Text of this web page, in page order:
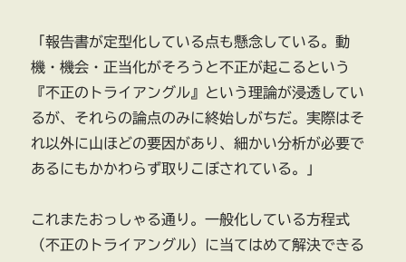
「報告書が定型化している点も懸念している。動
機・機会・正当化がそろうと不正が起こるという
『不正のトライアングル』という理論が浸透してい
るが、それらの論点のみに終始しがちだ。実際はそ
れ以外に山ほどの要因があり、細かい分析が必要で
あるにもかかわらず取りこぼされている。」
これまたおっしゃる通り。一般化している方程式
（不正のトライアングル）に当てはめて解決できる